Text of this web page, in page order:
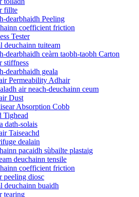
fillte
dearbhaidh Peeling
coefficient friction
Tester
deuchainn tuiteam
dearbhaidh ceàrn taobh-taobh Carton
stiffness
dearbhaidh geala
Permeability Adhair
air neach-deuchainn ceum
Dust
Absorption Cobb
Tighead
dath-solais
Taiseachd
dealain
pacaidh sùbailte plastaig
deuchainn tensile
coefficient friction
peeling diosc
deuchainn buaidh
tearing